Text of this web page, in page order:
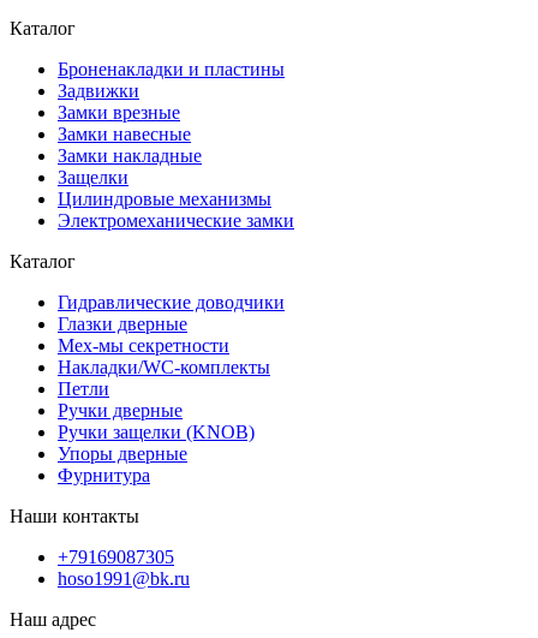
Каталог
Броненакладки и пластины
Задвижки
Замки врезные
Замки навесные
Замки накладные
Защелки
Цилиндровые механизмы
Электромеханические замки
Каталог
Гидравлические доводчики
Глазки дверные
Мех-мы секретности
Накладки/WC-комплекты
Петли
Ручки дверные
Ручки защелки (KNOB)
Упоры дверные
Фурнитура
Наши контакты
+79169087305
hoso1991@bk.ru
Наш адрес